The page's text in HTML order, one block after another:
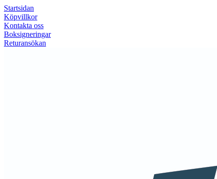
Startsidan
Köpvillkor
Kontakta oss
Boksigneringar
Returansökan